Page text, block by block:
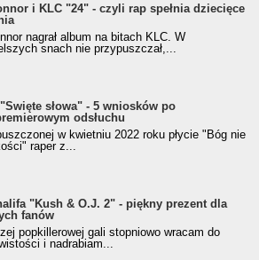
i KLC "24" - czyli rap spełnia dziecięce
nagrał album na bitach KLC. W
snach nie przypuszczał,...
"Święte słowa" - 5 wniosków po
odsłuchu
w kwietniu 2022 roku płycie "Bóg nie
raper z...
"Kush & O.J. 2" - piękny prezent dla
fanów
popkillerowej gali stopniowo wracam do
i nadrabiam...